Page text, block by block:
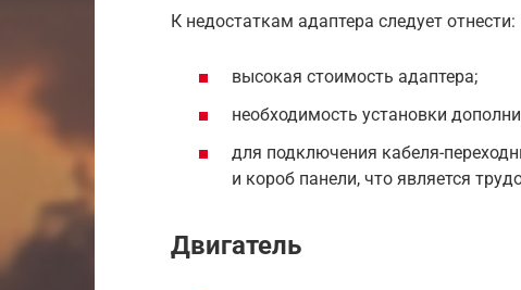
К недостаткам адаптера следует отнести:
высокая стоимость адаптера;
необходимость установки
для подключения кабеля-
и короб панели, что является
Двигатель